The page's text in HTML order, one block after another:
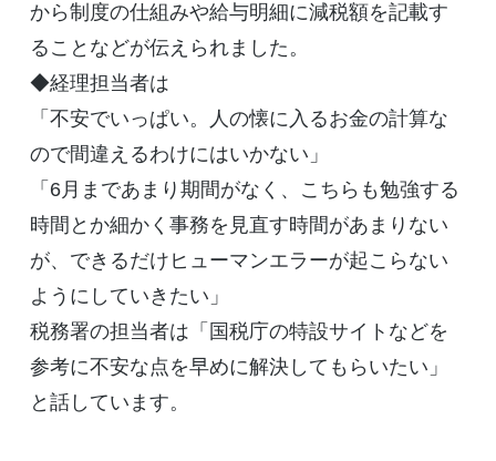
から制度の仕組みや給与明細に減税額を記載す
ることなどが伝えられました。
◆経理担当者は
「不安でいっぱい。人の懐に入るお金の計算な
ので間違えるわけにはいかない」
「6月まであまり期間がなく、こちらも勉強する
時間とか細かく事務を見直す時間があまりない
が、できるだけヒューマンエラーが起こらない
ようにしていきたい」
税務署の担当者は「国税庁の特設サイトなどを
参考に不安な点を早めに解決してもらいたい」
と話しています。